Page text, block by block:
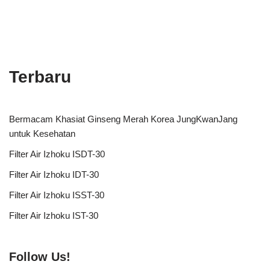
Terbaru
Bermacam Khasiat Ginseng Merah Korea JungKwanJang
untuk Kesehatan
Filter Air Izhoku ISDT-30
Filter Air Izhoku IDT-30
Filter Air Izhoku ISST-30
Filter Air Izhoku IST-30
Follow Us!